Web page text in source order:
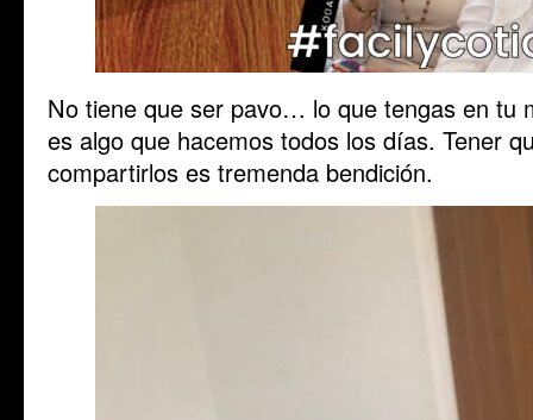
No tiene que ser pavo… lo que tengas en tu
es algo que hacemos todos los días. Tener
compartirlos es tremenda bendición.